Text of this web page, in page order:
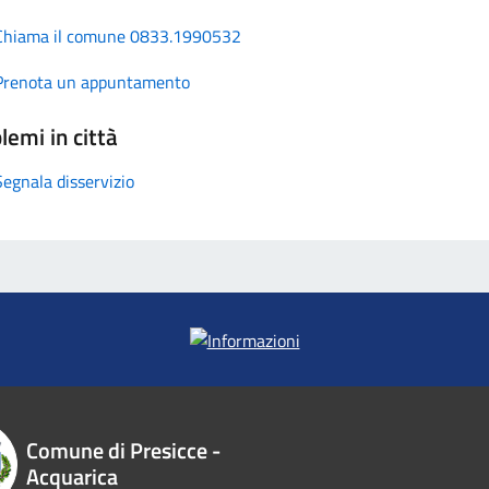
il comune 0833.1990532
un appuntamento
in città
disservizio
Comune di Presicce -
Acquarica